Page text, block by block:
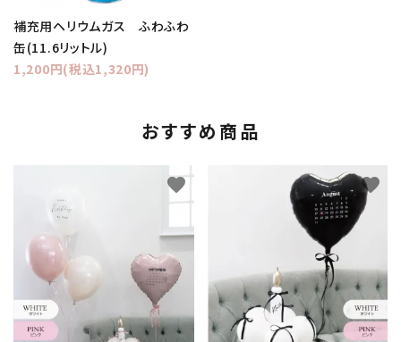
補充用ヘリウムガス ふわふわ
缶(11.6リットル)
1,200円(税込1,320円)
おすすめ商品
favorite favorite